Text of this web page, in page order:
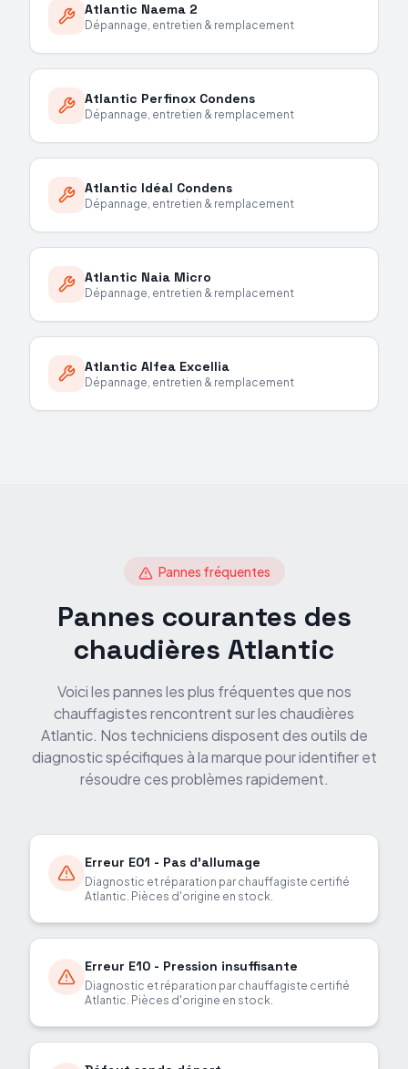
Atlantic Naema 2
Dépannage, entretien & remplacement
Atlantic Perfinox Condens
Dépannage, entretien & remplacement
Atlantic Idéal Condens
Dépannage, entretien & remplacement
Atlantic Naia Micro
Dépannage, entretien & remplacement
Atlantic Alfea Excellia
Dépannage, entretien & remplacement
Pannes fréquentes
Pannes courantes des
chaudières Atlantic
Voici les pannes les plus fréquentes que nos
chauffagistes rencontrent sur les chaudières
Atlantic. Nos techniciens disposent des outils de
diagnostic spécifiques à la marque pour identifier et
résoudre ces problèmes rapidement.
Erreur E01 - Pas d'allumage
Diagnostic et réparation par chauffagiste certifié
Atlantic. Pièces d'origine en stock.
Erreur E10 - Pression insuffisante
Diagnostic et réparation par chauffagiste certifié
Atlantic. Pièces d'origine en stock.